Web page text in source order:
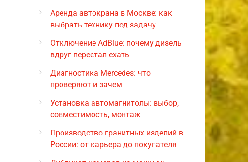
Аренда автокрана в Москве: как
выбрать технику под задачу
Отключение AdBlue: почему дизель
вдруг перестал ехать
Диагностика Mercedes: что
проверяют и зачем
Установка автомагнитолы: выбор,
совместимость, монтаж
Производство гранитных изделий в
России: от карьера до покупателя